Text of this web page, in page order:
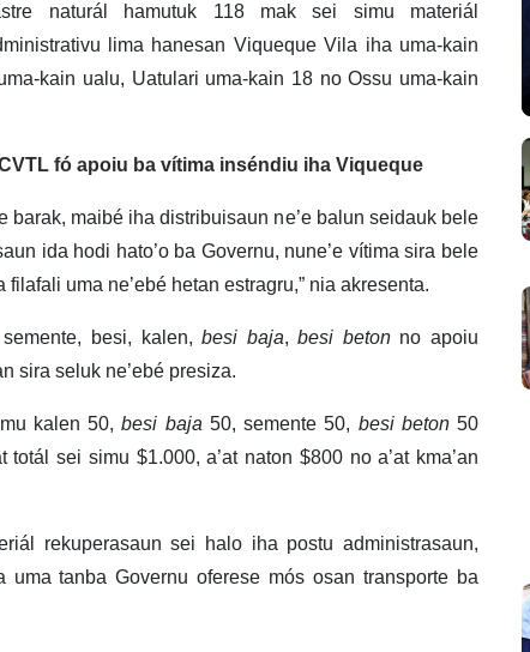
naturál hamutuk 118 mak sei simu materiál
lima hanesan Viqueque Vila iha uma-kain
kain ualu, Uatulari uma-kain 18 no Ossu uma-kain
fó apoiu ba vítima inséndiu iha Viqueque
barak, maibé iha distribuisaun ne’e balun seidauk bele
ida hodi hato’o ba Governu, nune’e vítima sira bele
uma ne’ebé hetan estragru,” nia akresenta.
semente, besi, kalen,besi baja,besi betonno apoiu
sira seluk ne’ebé presiza.
kalen 50,besi baja 50, semente 50, besi beton50
sei simu $1.000, a’at naton $800 no a’at kma’an
rekuperasaun sei halo iha postu administrasaun,
tanba Governu oferese mós osan transporte ba